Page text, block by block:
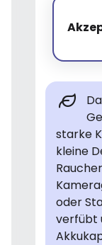
starke
kleine
oder
verfübt